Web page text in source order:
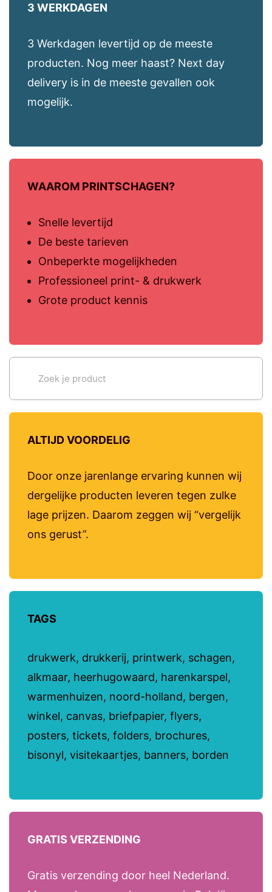
3 WERKDAGEN
3 Werkdagen levertijd op de meeste
producten. Nog meer haast? Next day
delivery is in de meeste gevallen ook
mogelijk.
WAAROM PRINTSCHAGEN?
Snelle levertijd
De beste tarieven
Onbeperkte mogelijkheden
Professioneel print- & drukwerk
Grote product kennis
ALTIJD VOORDELIG
Door onze jarenlange ervaring kunnen wij
dergelijke producten leveren tegen zulke
lage prijzen. Daarom zeggen wij “vergelijk
ons gerust”.
TAGS
drukwerk, drukkerij, printwerk, schagen,
alkmaar, heerhugowaard, harenkarspel,
warmenhuizen, noord-holland, bergen,
winkel, canvas, briefpapier, flyers,
posters, tickets, folders, brochures,
bisonyl, visitekaartjes, banners, borden
GRATIS VERZENDING
Gratis verzending door heel Nederland.